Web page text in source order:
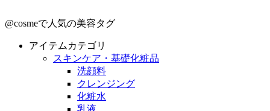
@cosmeで人気の美容タグ
アイテムカテゴリ
スキンケア・基礎化粧品
洗顔料
クレンジング
化粧水
乳液